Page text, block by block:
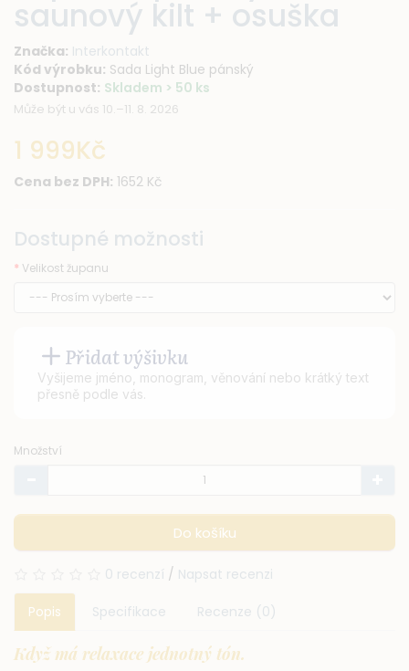
saunový kilt + osuška
Značka: Interkontakt
Kód výrobku: Sada Light Blue pánský
Dostupnost: Skladem > 50 ks
Může být u vás 10.–11. 8. 2026
1 999Kč
Cena bez DPH: 1652 Kč
Dostupné možnosti
Velikost županu
Přidat výšivku
Vyšijeme jméno, monogram, věnování nebo krátký text
přesně podle vás.
Množství
Do košíku
0 recenzí / Napsat recenzi
Popis Specifikace Recenze (0)
Když má relaxace jednotný tón.